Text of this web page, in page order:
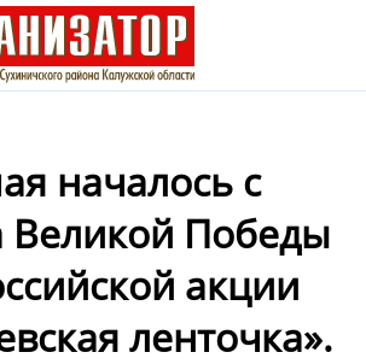
началось с
Великой Победы
акции
ленточка».